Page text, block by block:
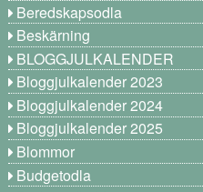
Beredskapsodla
Beskärning
BLOGGJULKALENDER
Bloggjulkalender 2023
Bloggjulkalender 2024
Bloggjulkalender 2025
Blommor
Budgetodla